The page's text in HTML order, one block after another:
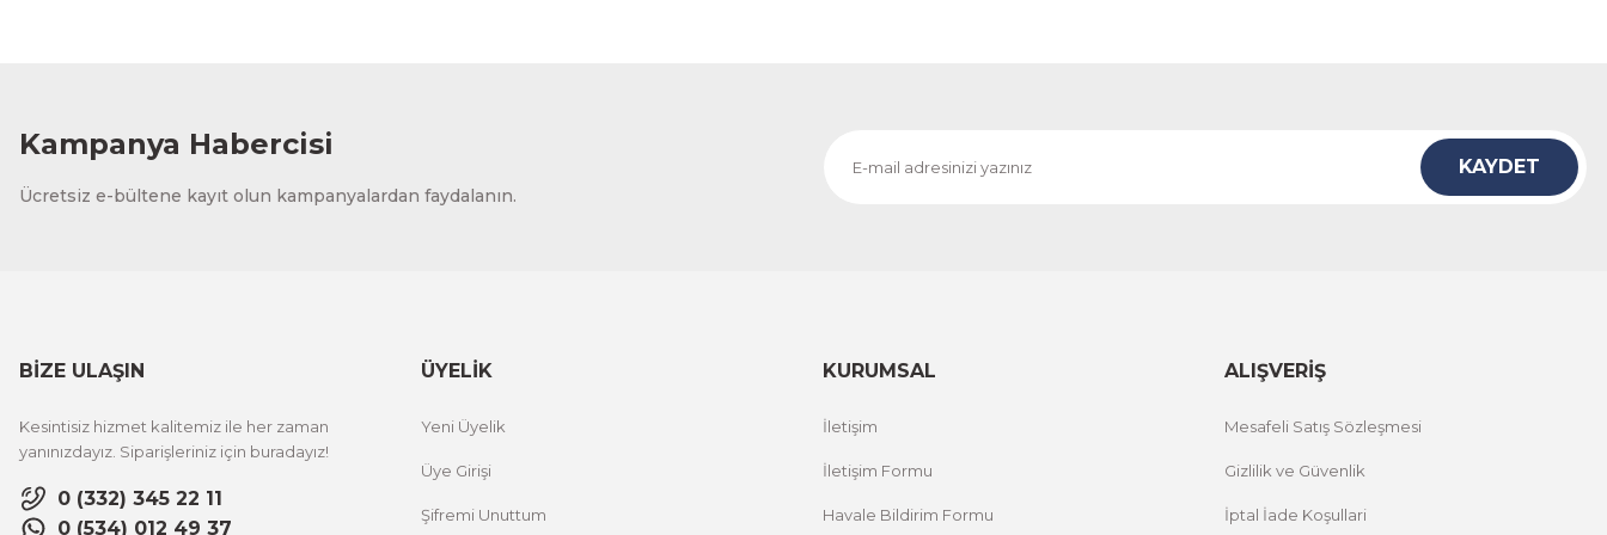
Kampanya Habercisi
Ücretsiz e-bültene kayıt olun kampanyalardan faydalanın.
KAYDET
BİZE ULAŞIN
Kesintisiz hizmet kalitemiz ile her zaman
yanınızdayız. Siparişleriniz için buradayız!
0 (332) 345 22 11
0 (534) 012 49 37
ÜYELİK
Yeni Üyelik
Üye Girişi
Şifremi Unuttum
KURUMSAL
İletişim
İletişim Formu
Havale Bildirim Formu
ALIŞVERİŞ
Mesafeli Satış Sözleşmesi
Gizlilik ve Güvenlik
İptal İade Koşullari